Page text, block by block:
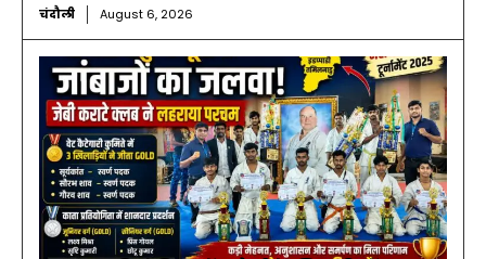
चंदौली August 6, 2026